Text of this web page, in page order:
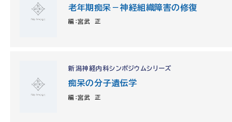
老年期痴呆－神経組織障害の修復
編：宮武 正
新潟神経内科シンポジウムシリーズ
痴呆の分子遺伝学
編：宮武 正